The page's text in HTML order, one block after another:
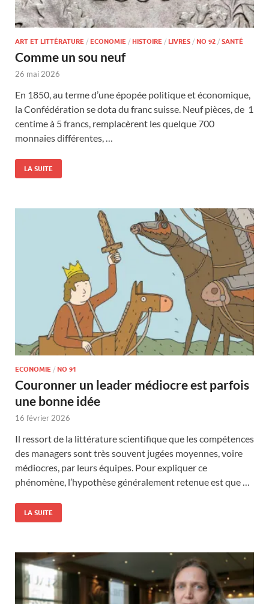
ART ET LITTÉRATURE / ECONOMIE / HISTOIRE / LIVRES / NO 92 / SANTÉ
Comme un sou neuf
26 mai 2026
En 1850, au terme d’une épopée politique et économique,
la Confédération se dota du franc suisse. Neuf pièces, de 1
centime à 5 francs, remplacèrent les quelque 700
monnaies différentes, …
LA SUITE
ECONOMIE / NO 91
Couronner un leader médiocre est parfois
une bonne idée
16 février 2026
Il ressort de la littérature scientifique que les compétences
des managers sont très souvent jugées moyennes, voire
médiocres, par leurs équipes. Pour expliquer ce
phénomène, l’hypothèse généralement retenue est que …
LA SUITE